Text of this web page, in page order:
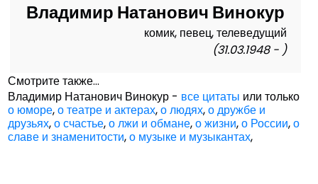
Владимир Натанович Винокур
комик, певец, телеведущий
(31.03.1948 - )
Смотрите также...
Владимир Натанович Винокур - все цитаты или только
о юморе,о театре и актерах,о людях,о дружбе и
друзьях,о счастье,о лжи и обмане,о жизни,о России,о
славе и знаменитости,о музыке и музыкантах,